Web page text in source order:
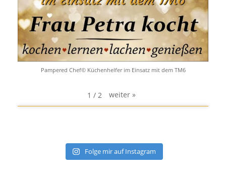
Pampered Chef© Küchenhelfer im Einsatz mit dem TM6
1 / 2 weiter »
Folge mir auf Instagram